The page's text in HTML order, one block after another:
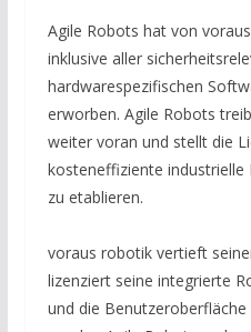
Agile Robots hat von
inklusive aller
hardwarespezifischen
erworben. Agile Robots
weiter voran und stellt die
kosteneffiziente
zu etablieren.
voraus robotik vertieft
lizenziert seine integrierte
und die Benutzeroberfläche